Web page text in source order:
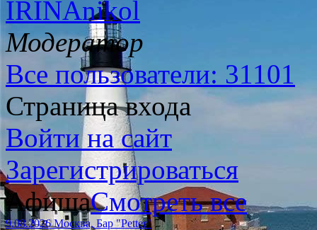
IRINAnikol
Модератор
Все пользователи: 31101
Страница входа
Войти на сайт
Зарегистрироваться
АфишаСмотреть все
9.08.2026 Москва, Бар "Petter"